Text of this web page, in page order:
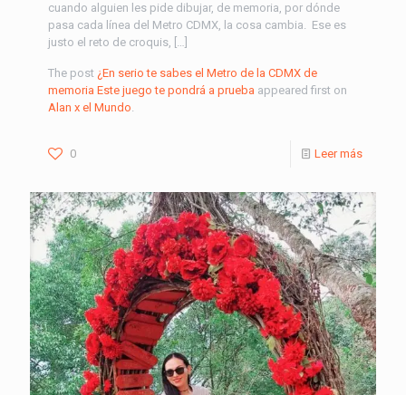
cuando alguien les pide dibujar, de memoria, por dónde
pasa cada línea del Metro CDMX, la cosa cambia. Ese es
justo el reto de croquis, […]
The post ¿En serio te sabes el Metro de la CDMX de
memoria Este juego te pondrá a prueba appeared first on
Alan x el Mundo.
0 Leer más